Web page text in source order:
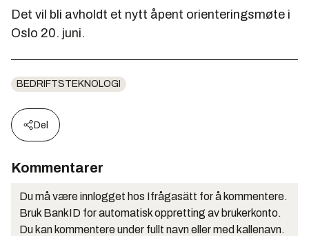
Det vil bli avholdt et nytt åpent orienteringsmøte i
Oslo 20. juni.
BEDRIFTSTEKNOLOGI
Del
Kommentarer
Du må være innlogget hos Ifrågasätt for å kommentere.
Bruk BankID for automatisk oppretting av brukerkonto.
Du kan kommentere under fullt navn eller med kallenavn.